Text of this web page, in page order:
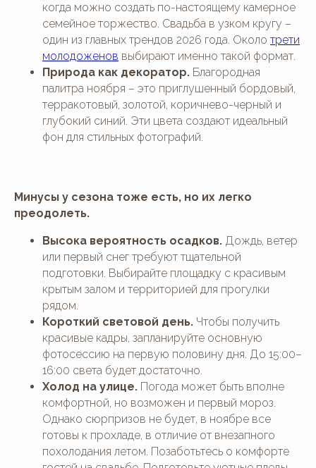
когда можно создать по-настоящему камерное
семейное торжество. Свадьба в узком кругу –
один из главных трендов 2026 года. Около трети
молодоженов выбирают именно такой формат.
Природа как декоратор. Благородная
палитра ноября – это приглушенный бордовый,
терракотовый, золотой, коричнево-черный и
глубокий синий. Эти цвета создают идеальный
фон для стильных фотографий.
Минусы у сезона тоже есть, но их легко
преодолеть.
Высока вероятность осадков. Дождь, ветер
или первый снег требуют тщательной
подготовки. Выбирайте площадку с красивым
крытым залом и территорией для прогулки
рядом.
Короткий световой день. Чтобы получить
красивые кадры, запланируйте основную
фотосессию на первую половину дня. До 15:00–
16:00 света будет достаточно.
Холод на улице. Погода может быть вполне
комфортной, но возможен и первый мороз.
Однако сюрпризов не будет, в ноябре все
готовы к прохладе, в отличие от внезапного
похолодания летом. Позаботьтесь о комфорте